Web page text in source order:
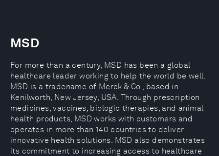
MSD
For more than a century, MSD has been a global
healthcare leader working to help the world be well.
MSD is a tradename of Merck & Co., based in
Kenilworth, New Jersey, USA. Through prescription
medicines, vaccines, biologic therapies, and animal
health products, MSD works with customers and
operates in more than 140 countries to deliver
innovative health solutions. MSD also demonstrates
its commitment to increasing access to healthcare